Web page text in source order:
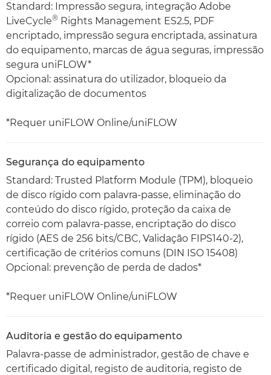
Standard: Impressão segura, integração Adobe
LiveCycle® Rights Management ES2.5, PDF
encriptado, impressão segura encriptada, assinatura
do equipamento, marcas de água seguras, impressão
segura uniFLOW*
Opcional: assinatura do utilizador, bloqueio da
digitalização de documentos
*Requer uniFLOW Online/uniFLOW
Segurança do equipamento
Standard: Trusted Platform Module (TPM), bloqueio
de disco rígido com palavra-passe, eliminação do
conteúdo do disco rígido, proteção da caixa de
correio com palavra-passe, encriptação do disco
rígido (AES de 256 bits/CBC, Validação FIPS140-2),
certificação de critérios comuns (DIN ISO 15408)
Opcional: prevenção de perda de dados*
*Requer uniFLOW Online/uniFLOW
Auditoria e gestão do equipamento
Palavra-passe de administrador, gestão de chave e
certificado digital, registo de auditoria, registo de